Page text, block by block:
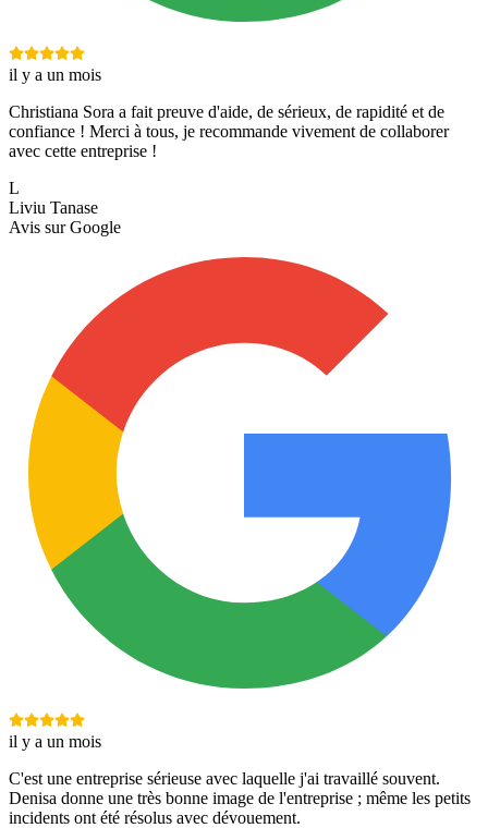
il y a un mois
Christiana Sora a fait preuve d'aide, de sérieux, de rapidité et de
confiance ! Merci à tous, je recommande vivement de collaborer
avec cette entreprise !
L
Liviu Tanase
Avis sur Google
il y a un mois
C'est une entreprise sérieuse avec laquelle j'ai travaillé souvent.
Denisa donne une très bonne image de l'entreprise ; même les petits
incidents ont été résolus avec dévouement.